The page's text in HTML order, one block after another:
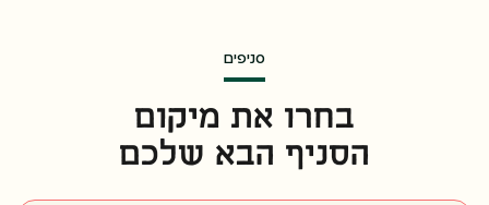
סניפים
בחרו את מיקום
הסניף הבא שלכם